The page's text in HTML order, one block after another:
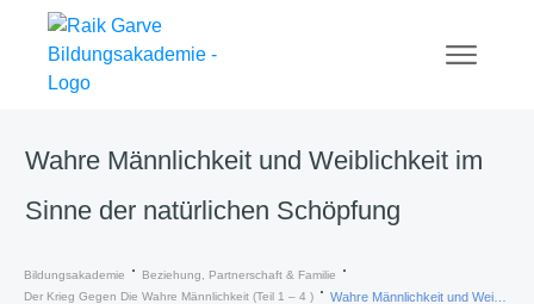
Wahre Männlichkeit und Weiblichkeit im
Sinne der natürlichen Schöpfung
Bildungsakademie
Beziehung, Partnerschaft & Familie
Der Krieg Gegen Die Wahre Männlichkeit (Teil 1 – 4 )